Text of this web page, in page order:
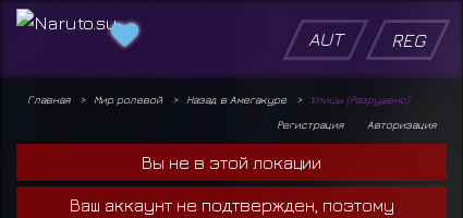
AUT REG
Главная Мир ролевой Назад в Амегакуре
Улицы (Разрушено)
Авторизация
Регистрация
Вы не в этой локации
Ваш аккаунт не подтвержден, поэтому